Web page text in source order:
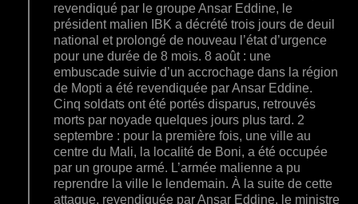
revendiqué par le groupe Ansar Eddine, le
président malien IBK a décrété trois jours de deuil
national et prolongé de nouveau l’état d’urgence
pour une durée de 8 mois. 8 août : une
embuscade suivie d’un accrochage dans la région
de Mopti a été revendiquée par Ansar Eddine.
Cinq soldats ont été portés disparus, retrouvés
morts par noyade quelques jours plus tard. 2
septembre : pour la première fois, une ville au
centre du Mali, la localité de Boni, a été occupée
par un groupe armé. L’armée malienne a pu
reprendre la ville le lendemain. À la suite de cette
attaque, revendiquée par Ansar Eddine, le ministre